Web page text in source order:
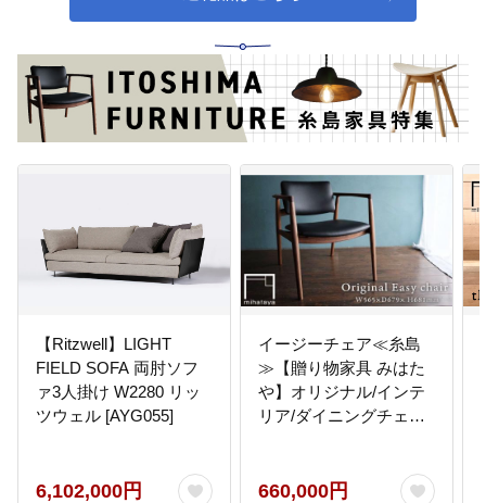
【Ritzwell】LIGHT
FIELD SOFA 両肘ソフ
ァ3人掛け W2280 リッ
ツウェル [AYG055]
6,102,000円
イージーチェア≪糸島
≫【贈り物家具 みはた
や】オリジナル/インテ
リア/ダイニングチェア/
660,000円